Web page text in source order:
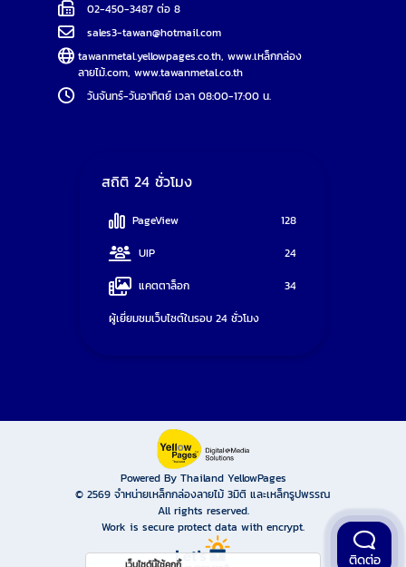
02-450-3487 ต่อ 8
sales3-tawan@hotmail.com
tawanmetal.yellowpages.co.th,www.เหล็กกล่อง
ลายไม้.com,www.tawanmetal.co.th
วันจันทร์-วันอาทิตย์ เวลา 08:00-17:00 น.
สถิติ 24 ชั่วโมง
PageView
128
UIP
24
แคตตาล็อก
34
ผู้เยี่ยมชมเว็บไซต์ในรอบ 24 ชั่วโมง
Powered By Thailand YellowPages
© 2569 จำหน่ายเหล็กกล่องลายไม้ 3มิติ และเหล็กรูปพรรณ
All rights reserved.
Work is secure protect data with encrypt.
ติดต่อ